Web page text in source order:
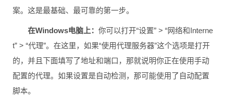
案。这是最基础、最可靠的第一步。
在Windows电脑上： 你可以打开“设置” > “网络和Interne
t” > “代理”。在这里，如果“使用代理服务器”这个选项是打开
的，并且下面填写了地址和端口，那就说明你正在使用手动
配置的代理。如果设置是自动检测，那可能使用了自动配置
脚本。